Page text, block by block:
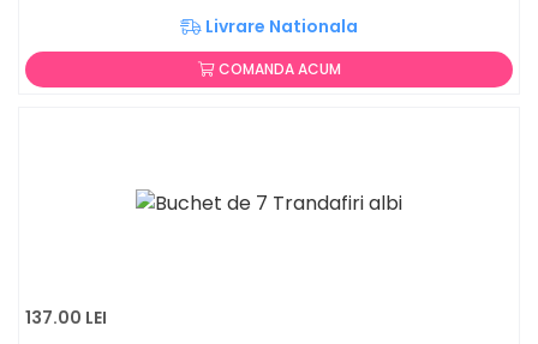
Livrare Nationala
COMANDA ACUM
137.00 LEI